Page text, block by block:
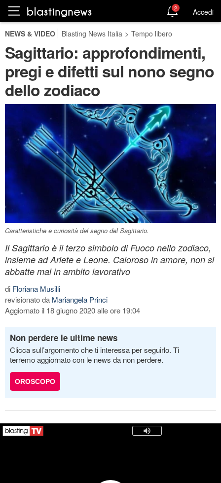
2 Accedi
NEWS & VIDEO Blasting News Italia > Tempo libero
Sagittario: approfondimenti,
pregi e difetti sul nono segno
dello zodiaco
Caratteristiche e curiosità del segno del Sagittario.
Il Sagittario è il terzo simbolo di Fuoco nello zodiaco,
insieme ad Ariete e Leone. Caloroso in amore, non si
abbatte mai in ambito lavorativo
di Floriana Musilli
revisionato da Mariangela Princi
Aggiornato il 18 giugno 2020 alle ore 19:04
Non perdere le ultime news
Clicca sull’argomento che ti interessa per seguirlo. Ti
terremo aggiornato con le news da non perdere.
OROSCOPO